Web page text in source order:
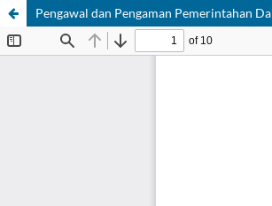
Pengawal dan Pengaman Pemerintahan